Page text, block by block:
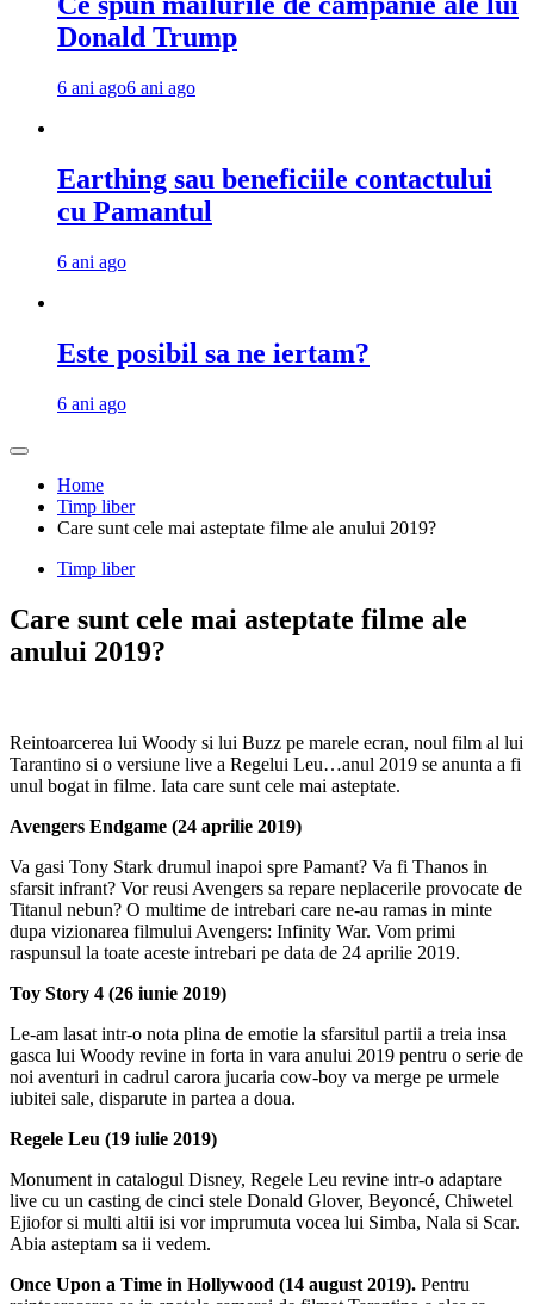
Donald Trump
6 ani ago6 ani ago
Earthing sau beneficiile contactului
cu Pamantul
6 ani ago
Este posibil sa ne iertam?
6 ani ago
Home
Timp liber
Care sunt cele mai asteptate filme ale anului 2019?
Timp liber
Care sunt cele mai asteptate filme ale
anului 2019?
Reintoarcerea lui Woody si lui Buzz pe marele ecran, noul film al lui
Tarantino si o versiune live a Regelui Leu…anul 2019 se anunta a fi
unul bogat in filme. Iata care sunt cele mai asteptate.
Avengers Endgame (24 aprilie 2019)
Va gasi Tony Stark drumul inapoi spre Pamant? Va fi Thanos in
sfarsit infrant? Vor reusi Avengers sa repare neplacerile provocate de
Titanul nebun? O multime de intrebari care ne-au ramas in minte
dupa vizionarea filmului Avengers: Infinity War. Vom primi
raspunsul la toate aceste intrebari pe data de 24 aprilie 2019.
Toy Story 4 (26 iunie 2019)
Le-am lasat intr-o nota plina de emotie la sfarsitul partii a treia insa
gasca lui Woody revine in forta in vara anului 2019 pentru o serie de
noi aventuri in cadrul carora jucaria cow-boy va merge pe urmele
iubitei sale, disparute in partea a doua.
Regele Leu (19 iulie 2019)
Monument in catalogul Disney, Regele Leu revine intr-o adaptare
live cu un casting de cinci stele Donald Glover, Beyoncé, Chiwetel
Ejiofor si multi altii isi vor imprumuta vocea lui Simba, Nala si Scar.
Abia asteptam sa ii vedem.
Once Upon a Time in Hollywood (14 august 2019). Pentru